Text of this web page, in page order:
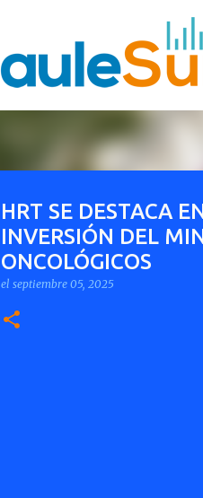
HRT SE DESTACA
INVERSIÓN DEL
ONCOLÓGICOS
el septiembre 05, 2025